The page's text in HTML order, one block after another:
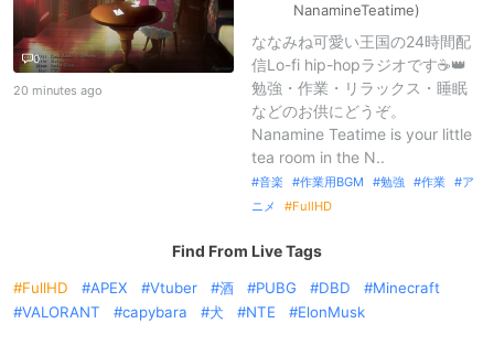
0
20 minutes ago
NanamineTeatime)
ななみね可愛い王国の24時間配
信Lo-fi hip-hopラジオです☕👑
勉強・作業・リラックス・睡眠
などのお供にどうぞ。
Nanamine Teatime is your little
tea room in the N..
音楽 作業用BGM 勉強 作業
ア
ニメ
FullHD
Find From Live Tags
FullHD APEX Vtuber 酒 PUBG DBD
Minecraft
VALORANT
capybara 犬 NTE ElonMusk